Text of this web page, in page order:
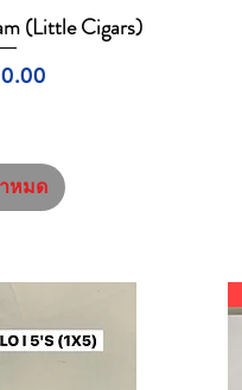
ลด่วน(Little Cigars)
หมด